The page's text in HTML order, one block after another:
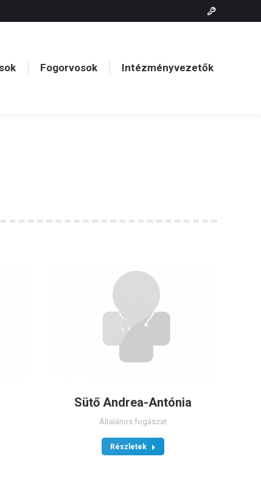
Fogorvosok Intézményvezetők
Sütő Andrea-Antónia
Általános fogászat
Részletek
Fogorvosok Intézményvezetők